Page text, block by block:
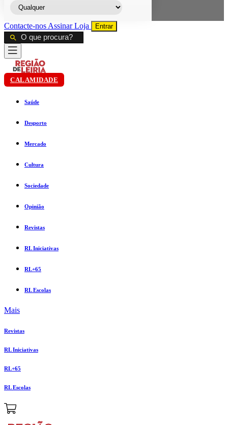
Contacte-nos AssinarLoja Entrar
CALAMIDADE
Saúde
Desporto
Mercado
Cultura
Sociedade
Opinião
Revistas
RL Iniciativas
RL+65
RL Escolas
Mais
Revistas
RL Iniciativas
RL+65
RL Escolas